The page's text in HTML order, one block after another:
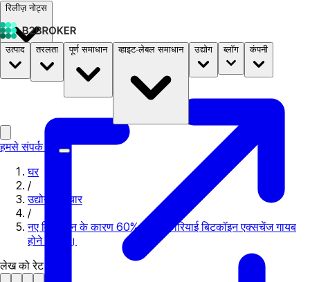
रिलीज़ नोट्स
दस्तावेज़ मूल्य निर्धारणB2STORE
उत्पाद तरलता पूर्ण समाधान व्हाइट-लेबल समाधान उद्योग ब्लॉग कंपनी
हमसे संपर्क करें
घर
/
उद्योग समाचार
/
नए विनियमन के कारण 60% दक्षिण कोरियाई बिटकॉइन एक्सचेंज गायब
होने वाले है।
लेख को रेट करें